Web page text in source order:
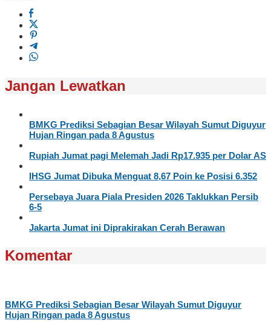
Jangan Lewatkan
BMKG Prediksi Sebagian Besar Wilayah Sumut Diguyur
Hujan Ringan pada 8 Agustus
Rupiah Jumat pagi Melemah Jadi Rp17.935 per Dolar AS
IHSG Jumat Dibuka Menguat 8,67 Poin ke Posisi 6.352
Persebaya Juara Piala Presiden 2026 Taklukkan Persib
6-5
Jakarta Jumat ini Diprakirakan Cerah Berawan
Komentar
BMKG Prediksi Sebagian Besar Wilayah Sumut Diguyur
Hujan Ringan pada 8 Agustus